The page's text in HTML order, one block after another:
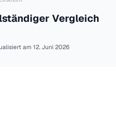
Vergleich
am 12. Juni 2026